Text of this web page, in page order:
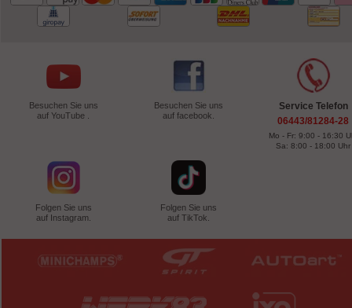
Besuchen Sie uns
auf YouTube .
Besuchen Sie uns
auf facebook.
Folgen Sie uns
auf Instagram.
Folgen Sie uns
auf TikTok.
Service Telefon
06443/81284-28
Mo - Fr: 9:00 - 16:30
Sa: 8:00 - 18:00 Uhr